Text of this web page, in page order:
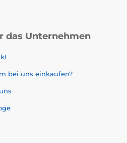
das Unternehmen
bei uns einkaufen?